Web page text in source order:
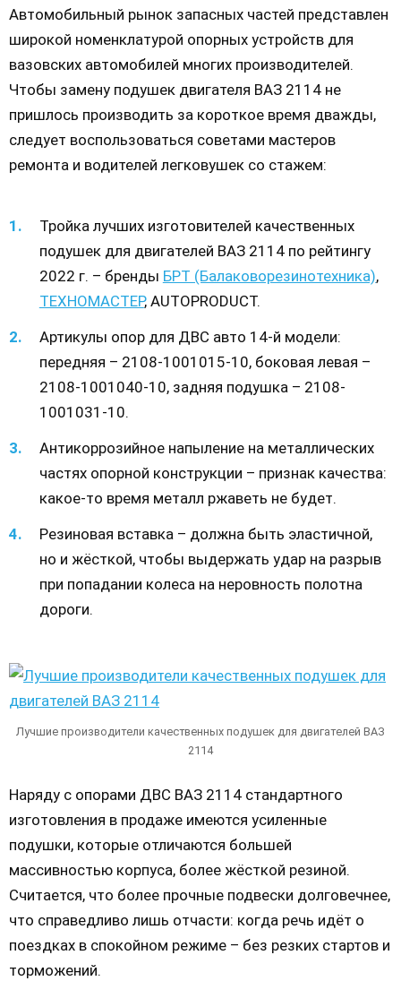
Автомобильный рынок запасных частей представлен
широкой номенклатурой опорных устройств для
вазовских автомобилей многих производителей.
Чтобы замену подушек двигателя ВАЗ 2114 не
пришлось производить за короткое время дважды,
следует воспользоваться советами мастеров
ремонта и водителей легковушек со стажем:
Тройка лучших изготовителей качественных
подушек для двигателей ВАЗ 2114 по рейтингу
2022 г. – бренды БРТ (Балаковорезинотехника),
ТЕХНОМАСТЕР, AUTOPRODUCT.
Артикулы опор для ДВС авто 14-й модели:
передняя – 2108-1001015-10, боковая левая –
2108-1001040-10, задняя подушка – 2108-
1001031-10.
Антикоррозийное напыление на металлических
частях опорной конструкции – признак качества:
какое-то время металл ржаветь не будет.
Резиновая вставка – должна быть эластичной,
но и жёсткой, чтобы выдержать удар на разрыв
при попадании колеса на неровность полотна
дороги.
Лучшие производители качественных подушек для двигателей ВАЗ
2114
Наряду с опорами ДВС ВАЗ 2114 стандартного
изготовления в продаже имеются усиленные
подушки, которые отличаются большей
массивностью корпуса, более жёсткой резиной.
Считается, что более прочные подвески долговечнее,
что справедливо лишь отчасти: когда речь идёт о
поездках в спокойном режиме – без резких стартов и
торможений.